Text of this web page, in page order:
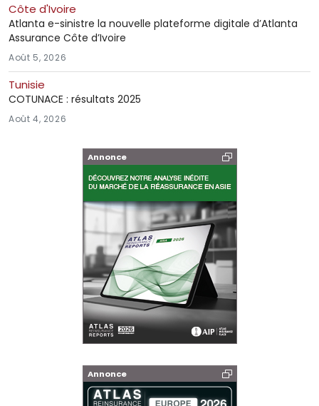
Côte d'Ivoire
Atlanta e-sinistre la nouvelle plateforme digitale d’Atlanta
Assurance Côte d’Ivoire
Août 5, 2026
Tunisie
COTUNACE : résultats 2025
Août 4, 2026
Annonce
Annonce